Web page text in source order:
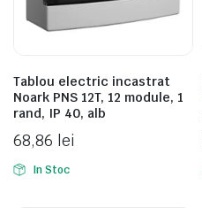
Tablou electric incastrat
Noark PNS 12T, 12 module, 1
rand, IP 40, alb
68,86 lei
In Stoc